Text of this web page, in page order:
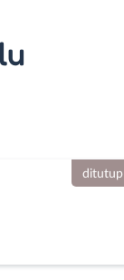
ditutup